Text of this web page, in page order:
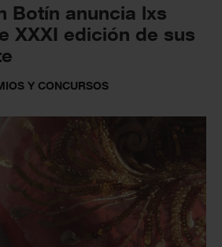
Botín anuncia lxs
XXXI edición de sus
Y CONCURSOS